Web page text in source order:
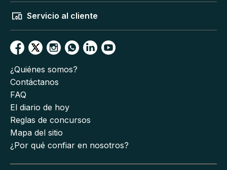
Servicio al cliente
¿Quiénes somos?
Contáctanos
FAQ
El diario de hoy
Reglas de concursos
Mapa del sitio
¿Por qué confiar en nosotros?